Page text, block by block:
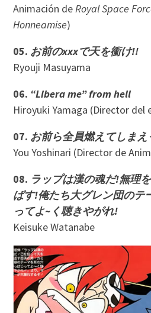
Animación de Royal Space
Honneamise)
05. お前のxxxで天を衝け!!
Ryouji Masuyama
06. “Libera me” from hell
Hiroyuki Yamaga (Director del
07. お前ら全員燃えてしま
You Yoshinari (Director de
08. ラップは漢の魂だ!無理
ばす!俺たち大グレン団のテ
ってよ~く聴きやがれ!
Keisuke Watanabe